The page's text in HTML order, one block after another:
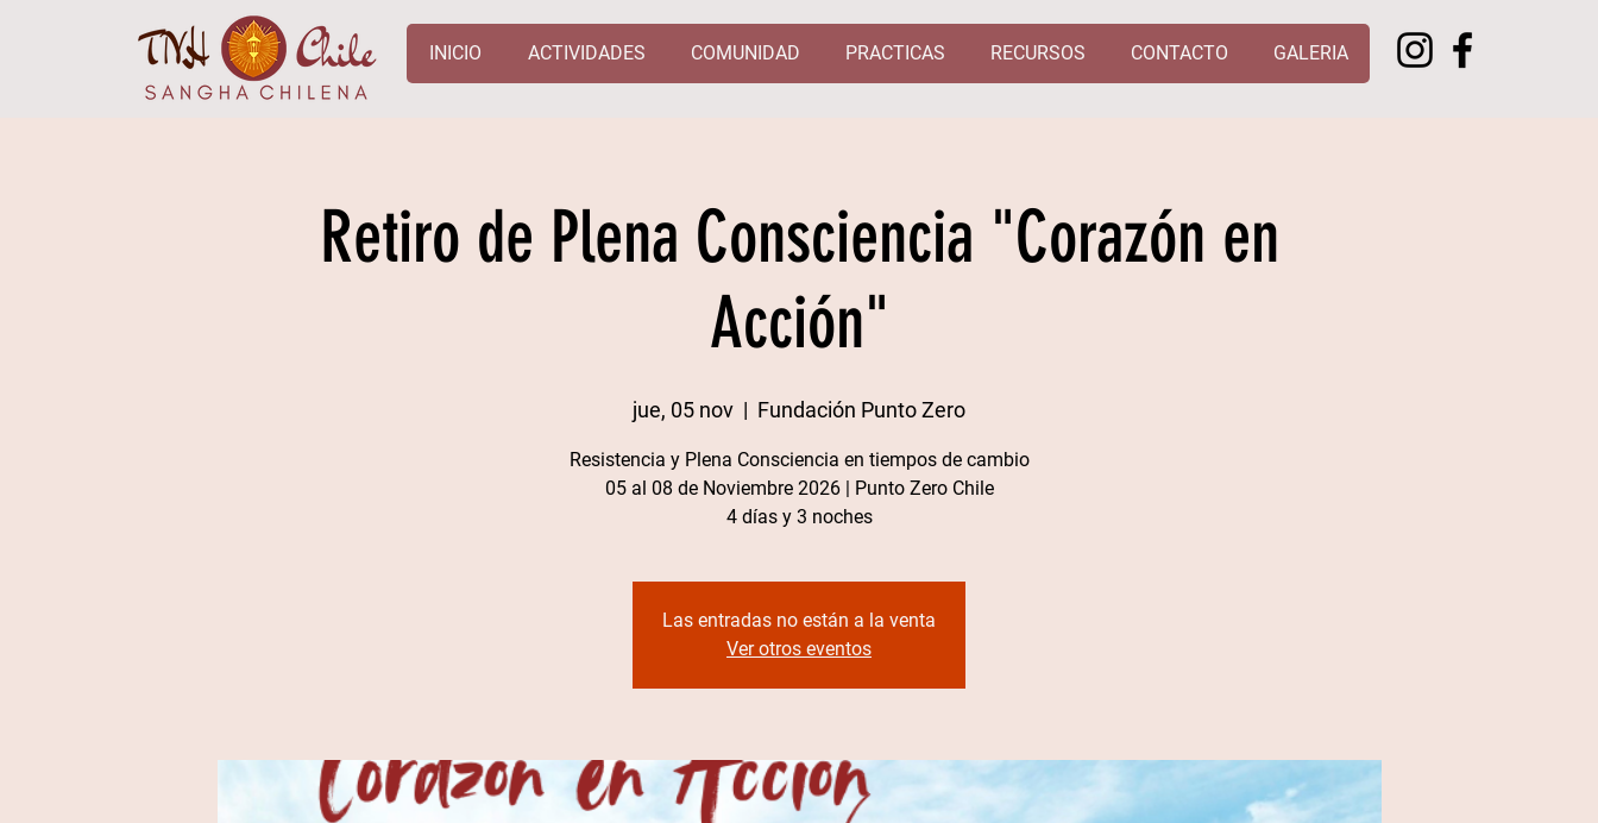
INICIO ACTIVIDADES COMUNIDAD PRACTICAS RECURSOS CONTACTO GALERIA
Retiro de Plena Consciencia "Corazón en
Acción"
jue, 05 nov
  |
Fundación Punto Zero
Resistencia y Plena Consciencia en tiempos de cambio
05 al 08 de Noviembre 2026 | Punto Zero Chile​
4 días y 3 noches
Las entradas no están a la venta
Ver otros eventos